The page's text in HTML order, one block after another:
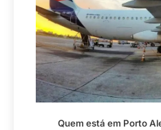
Quem está em Porto